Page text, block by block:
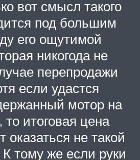
вот смысл такого
под большим
его ощутимой
никогода не
перепродажи
если удастся
мотор на
то итоговая цена
оказаться не такой
тому же если руки